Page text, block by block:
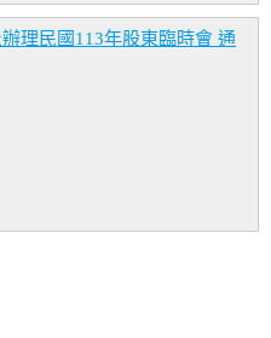
理民國113年股東臨時會 通